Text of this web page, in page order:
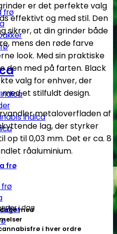
frø
Indica
frø
frø
er det perfekte valg
effektivt og med stil. Den
sikrer, at din grinder både
mens den røde farve
look. Med sin praktiske
den med på farten. Black
valg for enhver, der
et stilfuldt design.
metaloverfladen af
lag, der styrker
op til 0,03 mm. Det er ca. 8
råaluminium.
i dag
med
i hver ordre